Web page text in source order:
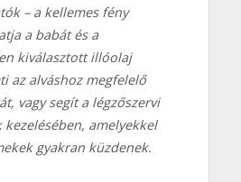
– a kellemes fény
a babát és a
kiválasztott illóolaj
az alváshoz megfelelő
vagy segít a légzőszervi
kezelésében, amelyekkel
gyakran küzdenek.